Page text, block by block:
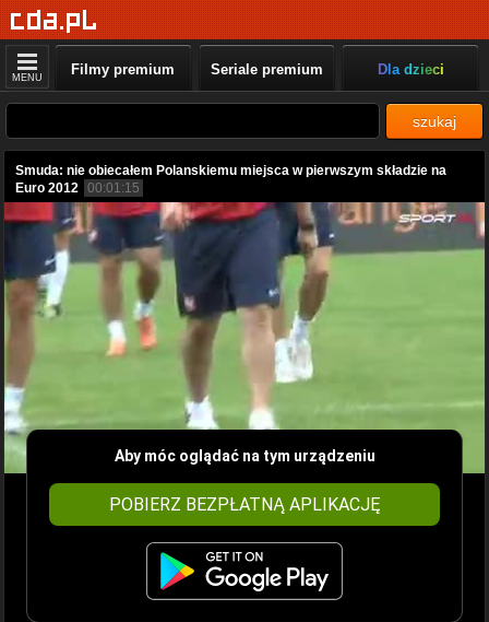
MENU Filmy premium Seriale premium Dla dzieci
szukaj
Smuda: nie obiecałem Polanskiemu miejsca w pierwszym składzie na
Euro 2012 00:01:15
Aby móc oglądać na tym urządzeniu
POBIERZ BEZPŁATNĄ APLIKACJĘ